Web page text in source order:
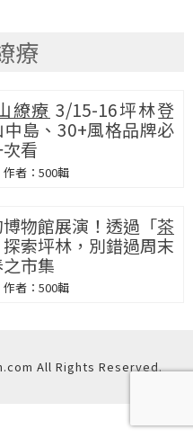
療
繚療 3/15-16坪林登
島、30+風格品牌必
看
500輯
物館展演！透過「茶
探索坪林，別錯過周末
市集
500輯
All Rights Reserved.